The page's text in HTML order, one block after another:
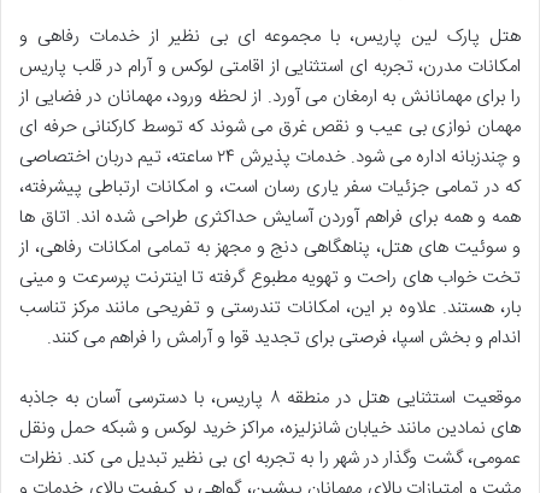
هتل پارک لین پاریس، با مجموعه ای بی نظیر از خدمات رفاهی و
امکانات مدرن، تجربه ای استثنایی از اقامتی لوکس و آرام در قلب پاریس
را برای مهمانانش به ارمغان می آورد. از لحظه ورود، مهمانان در فضایی از
مهمان نوازی بی عیب و نقص غرق می شوند که توسط کارکنانی حرفه ای
و چندزبانه اداره می شود. خدمات پذیرش ۲۴ ساعته، تیم دربان اختصاصی
که در تمامی جزئیات سفر یاری رسان است، و امکانات ارتباطی پیشرفته،
همه و همه برای فراهم آوردن آسایش حداکثری طراحی شده اند. اتاق ها
و سوئیت های هتل، پناهگاهی دنج و مجهز به تمامی امکانات رفاهی، از
تخت خواب های راحت و تهویه مطبوع گرفته تا اینترنت پرسرعت و مینی
بار، هستند. علاوه بر این، امکانات تندرستی و تفریحی مانند مرکز تناسب
اندام و بخش اسپا، فرصتی برای تجدید قوا و آرامش را فراهم می کنند.
موقعیت استثنایی هتل در منطقه ۸ پاریس، با دسترسی آسان به جاذبه
های نمادین مانند خیابان شانزلیزه، مراکز خرید لوکس و شبکه حمل ونقل
عمومی، گشت وگذار در شهر را به تجربه ای بی نظیر تبدیل می کند. نظرات